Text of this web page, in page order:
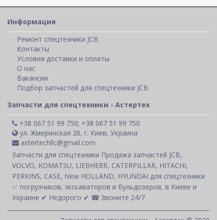
Информация
Ремонт спецтехники JCB
Контакты
Условия доставки и оплаты
О нас
Вакансии
Подбор запчастей для спецтехники JCB
Запчасти для спецтехники - Астертех
+38 067 51 99 750; +38 067 51 99 750
ул. Жмеринская 26, г. Киев, Украина
astertechllc@gmail.com
Запчасти для спецтехники Продажа запчастей JCB,
VOLVO, KOMATSU, LIEBHERR, CATERPILLAR, HITACHI,
PERKINS, CASE, New HOLLAND, HYUNDAI для спецтехники
✅ погрузчиков, экскаваторов и бульдозеров, в Киеве и
Украине ✔ Недорого ✔ ☎ Звоните 24/7